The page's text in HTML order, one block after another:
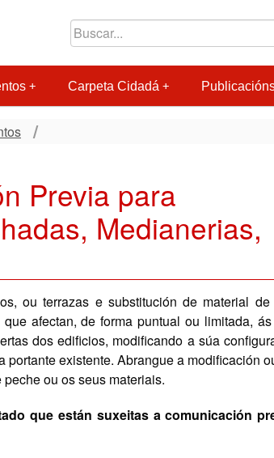
Carpeta Cidadá
Previa para
Medianerias,
ou terrazas e substitución de material
afectan, de forma puntual ou limitada,
dos edificios, modificando a súa
portante existente. Abrangue a modificación
ou os seus materiais.
que están suxeitas a comunicación